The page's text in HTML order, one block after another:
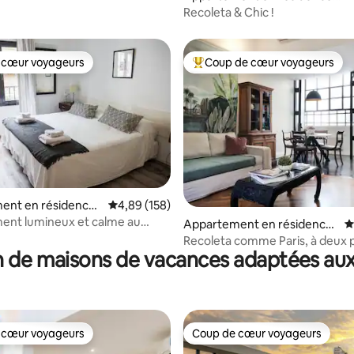
Buenos Aires
Recoleta & Chic !
base de 218 commentaires : 4,93 sur 5
cœur voyageurs
voyageurs
en résidence ⋅
Évaluation moyenne sur la base de 158
4,89 (158)
lumineux et calme au
Coups de cœur voyageurs les
Coup de cœur voyageurs
Appartement en résidence
⋅ ABH
Recoleta comme Paris, à deux
Hyatt · 2 ch.
de maisons de vacances adaptées
cœur voyageurs
voyageurs Coup de cœur voyageurs
Coup de cœur voyageurs